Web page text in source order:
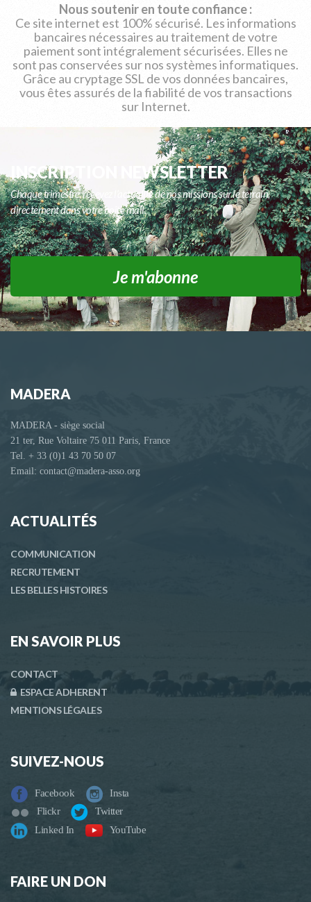
Nous soutenir en toute confiance :
Ce site internet est 100% sécurisé. Les informations
bancaires nécessaires au traitement de votre
paiement sont intégralement sécurisées. Elles ne
sont pas conservées sur nos systèmes informatiques.
Grâce au cryptage SSL de vos données bancaires,
vous êtes assurés de la fiabilité de vos transactions
sur Internet.
INSCRIPTION NEWSLETTER
Chaque trimestre, recevez l’actualité de nos missions sur le terrain,
directement dans votre boîte mail.
Je m'abonne
MADERA
MADERA - siège social
21 ter, Rue Voltaire 75 011 Paris, France
Tel. + 33 (0)1 43 70 50 07
Email: contact@madera-asso.org
ACTUALITÉS
COMMUNICATION
RECRUTEMENT
LES BELLES HISTOIRES
EN SAVOIR PLUS
CONTACT
ESPACE ADHERENT
MENTIONS LÉGALES
SUIVEZ-NOUS
Facebook
Insta
Flickr
Twitter
Linked In
YouTube
FAIRE UN DON